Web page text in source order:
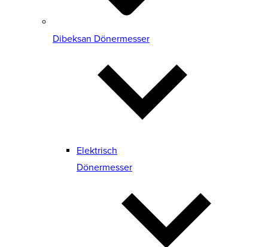
Dibeksan Dönermesser
Elektrisch
Dönermesser